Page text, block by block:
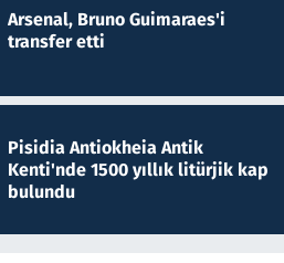
Arsenal, Bruno Guimaraes'i
transfer etti
Pisidia Antiokheia Antik
Kenti'nde 1500 yıllık litürjik kap
bulundu